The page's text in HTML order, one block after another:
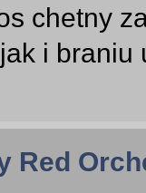
chetny
i
Red